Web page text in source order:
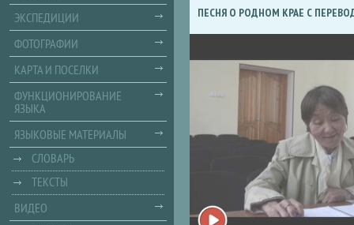
ПЕСНЯ О РОДНОМ КРАЕ С
ЭКСПЕДИЦИИ
ФОТОГРАФИИ
КАРТА И ПОСЕЛКИ
ФУНКЦИОНИРОВАНИЕ
ЯЗЫКА
ЯЗЫКОВЫЕ МАТЕРИАЛЫ
СЛОВАРЬ
ТЕКСТЫ
ВИДЕО